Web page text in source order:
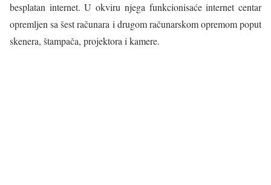
besplatan internet. U okviru njega funkcionisaće internet centar
opremljen sa šest računara i drugom računarskom opremom poput
skenera, štampača, projektora i kamere.